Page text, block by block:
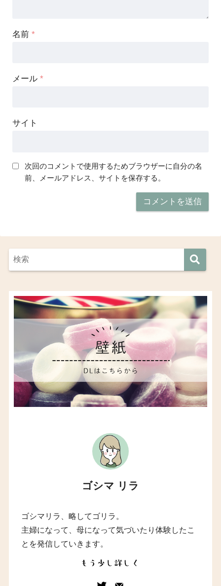
名前*
メール*
サイト
次回のコメントで使用するためブラウザーに自分の名
前、メールアドレス、サイトを保存する。
ゴシマ リラ
ゴシマリラ、略してゴリラ。
主婦になって、母になって気づいたり体験したこ
とを発信していきます。